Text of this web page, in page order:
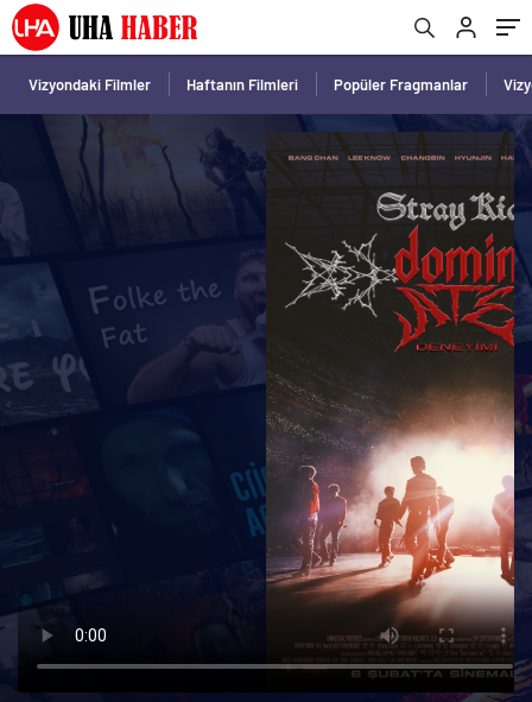
Vizyondaki Filmler Haftanın Filmleri Popüler Fragmanlar